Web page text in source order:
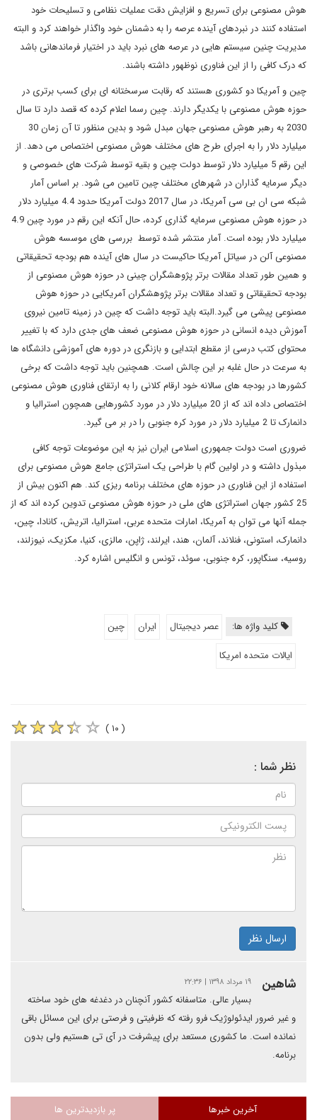
هوش مصنوعی برای تسریع و افزایش دقت عملیات نظامی و تسلیحات خود
استفاده کنند در نبردهای آینده عرصه را به دشمنان خود واگذار خواهند کرد و البته
مدیریت چنین سیستم هایی در عرصه های نبرد باید در اختیار فرماندهانی باشد
که درک کافی را از این فناوری نوظهور داشته باشند.
چین و آمریکا دو کشوری هستند که رقابت سرسختانه ای برای کسب برتری در
حوزه هوش مصنوعی با یکدیگر دارند. چین رسما اعلام کرده که قصد دارد تا سال
2030 به رهبر هوش مصنوعی جهان مبدل شود و بدین منظور تا آن زمان 30
میلیارد دلار را به اجرای طرح های مختلف هوش مصنوعی اختصاص می دهد. از
این رقم 5 میلیارد دلار توسط دولت چین و بقیه توسط شرکت های خصوصی و
دیگر سرمایه گذاران در شهرهای مختلف چین تامین می شود. بر اساس آمار
شبکه سی ان بی سی آمریکا، در سال 2017 دولت آمریکا حدود 4.4 میلیارد دلار
در حوزه هوش مصنوعی سرمایه گذاری کرده، حال آنکه این رقم در مورد چین 4.9
میلیارد دلار بوده است. آمار منتشر شده توسط بررسی های موسسه هوش
مصنوعی آلن در سیاتل آمریکا حاکیست در سال های آینده هم بودجه تحقیقاتی
و همین طور تعداد مقالات برتر پژوهشگران چینی در حوزه هوش مصنوعی از
بودجه تحقیقاتی و تعداد مقالات برتر پژوهشگران آمریکایی در حوزه هوش
مصنوعی پیشی می گیرد.البته باید توجه داشت که چین در زمینه تامین نیروی
آموزش دیده انسانی در حوزه هوش مصنوعی ضعف های جدی دارد که با تغییر
محتوای کتب درسی از مقطع ابتدایی و بازنگری در دوره های آموزشی دانشگاه ها
به سرعت در حال غلبه بر این چالش است. همچنین باید توجه داشت که برخی
کشورها در بودجه های سالانه خود ارقام کلانی را به ارتقای فناوری هوش مصنوعی
اختصاص داده اند که از 20 میلیارد دلار در مورد کشورهایی همچون استرالیا و
دانمارک تا 2 میلیارد دلار در مورد کره جنوبی را در بر می گیرد.
ضروری است دولت جمهوری اسلامی ایران نیز به این موضوعات توجه کافی
مبذول داشته و در اولین گام با طراحی یک استراتژی جامع هوش مصنوعی برای
استفاده از این فناوری در حوزه های مختلف برنامه ریزی کند. هم اکنون بیش از
25 کشور جهان استراتژی های ملی در حوزه هوش مصنوعی تدوین کرده اند که از
جمله آنها می توان به آمریکا، امارات متحده عربی، استرالیا، اتریش، کانادا، چین،
دانمارک، استونی، فنلاند، آلمان، هند، ایرلند، ژاپن، مالزی، کنیا، مکزیک، نیوزلند،
روسیه، سنگاپور، کره جنوبی، سوئد، تونس و انگلیس اشاره کرد.
کلید واژه ها: عصر دیجیتال ایران
چین
ایالات متحده امریکا
( ۱۰ )
نظر شما :
ارسال نظر
شاهین ۱۹ مرداد ۱۳۹۸ | ۲۲:۳۶
بسیار عالی. متاسفانه کشور آنچنان در دغدغه های خود ساخته
و غیر ضرور ایدئولوژیک فرو رفته که ظرفیتی و فرصتی برای این مسائل باقی
نمانده است. ما کشوری مستعد برای پیشرفت در آی تی هستیم ولی بدون
برنامه.
آخرین خبرها پر بازدیدترین ها